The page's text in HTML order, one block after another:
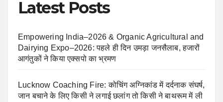
Latest Posts
Empowering India–2026 & Organic Agricultural and
Dairying Expo–2026: पहले ही दिन उमड़ा जनसैलाब, हजारों
आगंतुकों ने किया एक्सपो का भ्रमण
Lucknow Coaching Fire: कोचिंग अग्निकांड में दर्दनाक संघर्ष,
जान बचाने के लिए किसी ने लगाई छलांग तो किसी ने बाथरूम में ली